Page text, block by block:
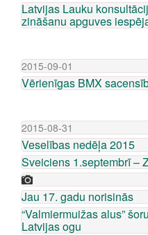
Latvijas Lauku
zināšanu apguves
2015-09-01
Vērienīgas BMX
2015-08-31
Veselības nedēļa 2015
Sveiciens 1.septembrī –
Jau 17. gadu norisinās
“Valmiermuižas alus”
Latvijas ogu